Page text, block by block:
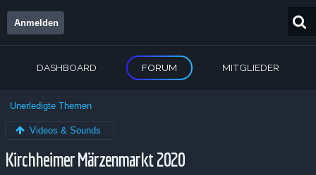
Anmelden
DASHBOARD FORUM MITGLIEDER
Unerledigte Themen
Videos & Sounds
Kirchheimer Märzenmarkt 2020